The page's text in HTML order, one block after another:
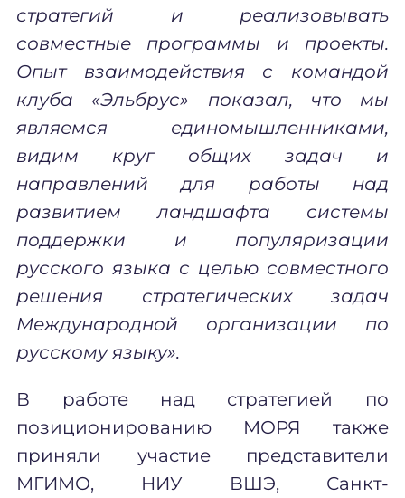
стратегий и реализовывать
совместные программы и проекты.
Опыт взаимодействия с командой
клуба «Эльбрус» показал, что мы
являемся единомышленниками,
видим круг общих задач и
направлений для работы над
развитием ландшафта системы
поддержки и популяризации
русского языка с целью совместного
решения стратегических задач
Международной организации по
русскому языку».
В работе над стратегией по
позиционированию МОРЯ также
приняли участие представители
МГИМО, НИУ ВШЭ, Санкт-